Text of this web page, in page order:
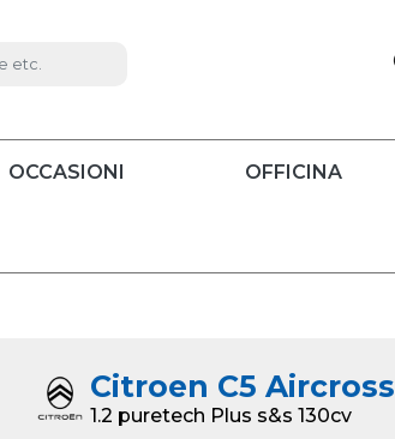
OCCASIONI OFFICINA
Citroen C5 Aircross
1.2 puretech Plus s&s 130cv